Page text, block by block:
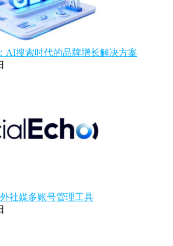
AI搜索时代的品牌增长解决方案
外社媒多账号管理工具